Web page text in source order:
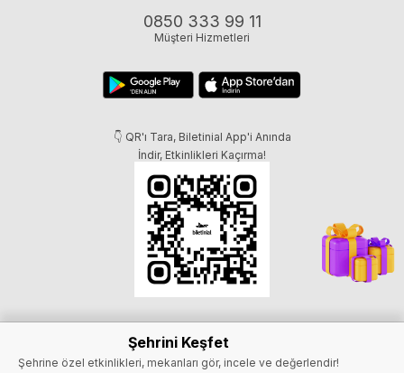
Şehrini Keşfet
Şehrine özel etkinlikleri, mekanları gör, incele ve değerlendir!
0850 333 99 11
Müşteri Hizmetleri
👇 QR'ı Tara, Biletinial App'i Anında
İndir, Etkinlikleri Kaçırma!